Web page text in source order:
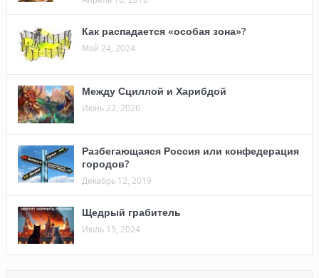
Как распадается «особая зона»?
Май 24, 2024
Между Сциллой и Харибдой
Июнь 22, 2026
Разбегающаяся Россия или конфедерация
городов?
Декабрь 12, 2019
Щедрый грабитель
Июль 15, 2024